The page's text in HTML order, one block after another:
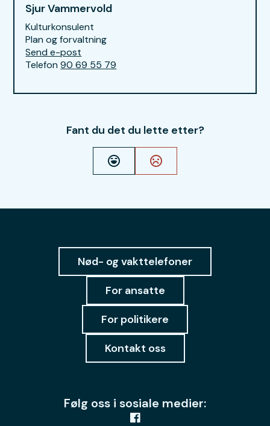
Sjur Vammervold
Kulturkonsulent
Plan og forvaltning
E-post
Send e-post
Telefon90 69 55 79
Fant du det du lette etter?
Ja Nei
Nød- og vakttelefoner
For ansatte
For politikere
Kontakt oss
Følg oss i sosiale medier: